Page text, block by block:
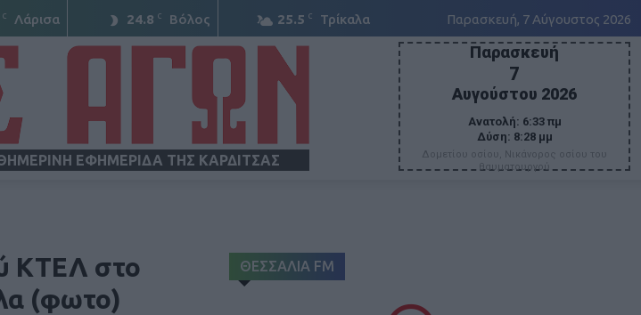
C Λάρισα 24.8 C Βόλος 25.5 C Τρίκαλα Παρασκευή, 7 Αύγουστος 2026
ΕΦΗΜΕΡΙΔΑ ΤΗΣ ΚΑΡΔΙΤΣΑΣ
Παρασκευή
7
Αυγούστου 2026
Ανατολή: 6:33 πμ
Δύση: 8:28 μμ
Δομετίου οσίου, Νικάνορος οσίου του
θαυματουργού
ΚΤΕΛ στο
(φωτο)
ΘΕΣΣΑΛΙΑ FM